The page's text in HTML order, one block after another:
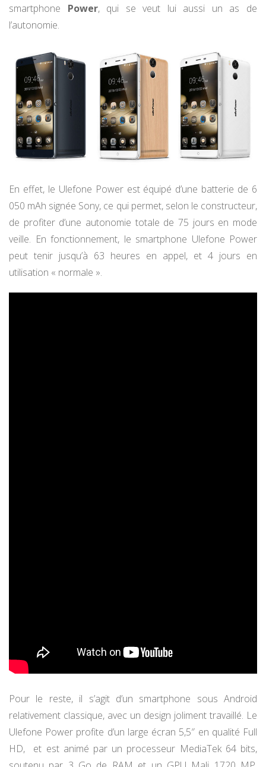
smartphone Power, qui se veut lui aussi un as de
l’autonomie.
En effet, le Ulefone Power est équipé d’une batterie de 6
050 mAh signée Sony, ce qui permet, selon le constructeur,
de profiter d’une autonomie totale de 75 jours en mode
veille. En fonctionnement, le smartphone Ulefone Power
peut tenir jusqu’à 63 heures en appel, et 4 jours en
utilisation « normale ».
Pour le reste, il s’agit d’un smartphone sous Android
relativement classique, avec un design joliment travaillé. Le
Ulefone Power profite d’un large écran 5,5″ en qualité Full
HD, et est animé par un processeur MediaTek 64 bits,